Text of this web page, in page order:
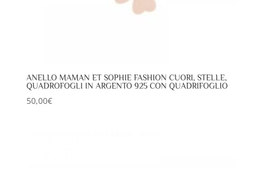
ANELLO MAMAN ET SOPHIE FASHION CUORI, STELLE,
QUADROFOGLI IN ARGENTO 925 CON QUADRIFOGLIO
50,00€